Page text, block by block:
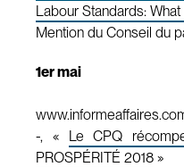
Labour Standards:
Mention du Conseil du
1er mai
-, « Le CPQ
PROSPÉRITÉ 2018 »